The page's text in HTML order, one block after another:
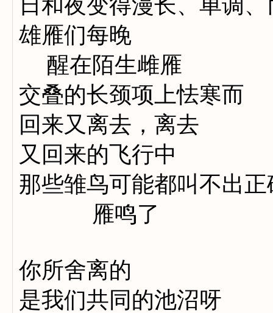
日和夜变得漫长、单调
雄雁们每晚
醒在陌生雌雁
交叠的长颈项上怯寒而
回来又离去，离去
又回来的飞行中
那些雏鸟可能都叫不出正
雁鸣了
你所舍离的
是我们共同的池沼呀